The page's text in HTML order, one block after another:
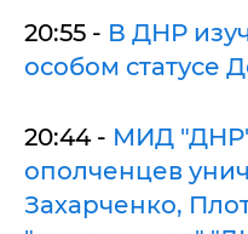
20:55 - В ДНР
особом статусе
20:44 - МИД
ополченцев
Захарченко,